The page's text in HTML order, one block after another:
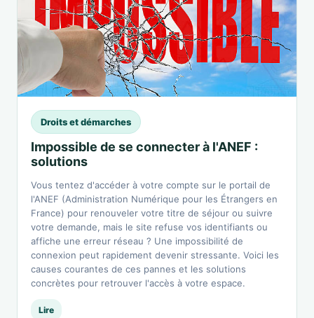
Droits et démarches
Impossible de se connecter à l'ANEF :
solutions
Vous tentez d'accéder à votre compte sur le portail de
l'ANEF (Administration Numérique pour les Étrangers en
France) pour renouveler votre titre de séjour ou suivre
votre demande, mais le site refuse vos identifiants ou
affiche une erreur réseau ? Une impossibilité de
connexion peut rapidement devenir stressante. Voici les
causes courantes de ces pannes et les solutions
concrètes pour retrouver l'accès à votre espace.
Lire